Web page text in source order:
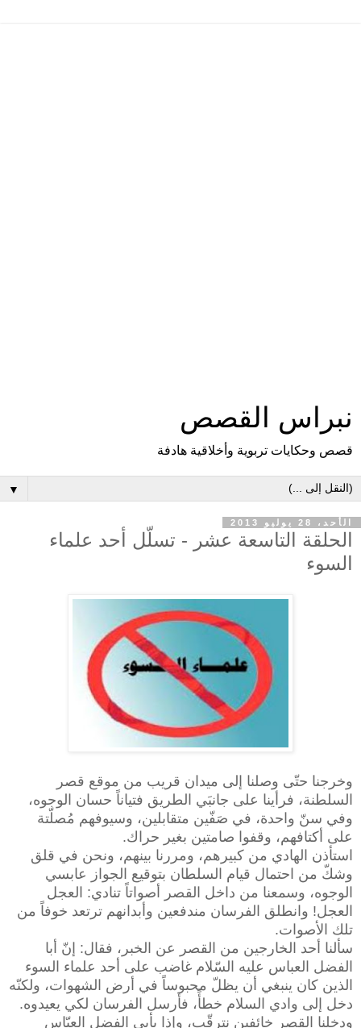
نبراس القصص
قصص وحكايات تربوية وأخلاقية هادفة
▼
الأحد، 28 يوليو 2013
الحلقة التاسعة عشر - تسلّل أحد علماء
السوء
وخرجنا حتّى وصلنا إلى ميدان قريب من موقع قصر
السلطنة، فرأينا على جانبَي الطريق فتياناً حسان الوجوه،
وفي سنّ واحدة، في صَفّين متقابلين، وسيوفهم مُصلّتة
على أكتافهم، وقفوا صامتين بغير حراك.
استأذن الهادي من كبيرهم، ومررنا بينهم، ونحن في قلق
وشكّ من احتمال قيام السلطان بتوقيع الجواز عابسي
الوجوه، وسمعنا من داخل القصر أصواتاً تنادي: العجل
العجل! وانطلق الفرسان مندفعين وأبدانهم ترتعد خوفاً من
تلك الأصوات.
سألنا أحد الخارجين من القصر عن الخبر، فقال: إنّ أبا
الفضل العباس عليه السّلام غاضب على أحد علماء السوء
الذين كان ينبغي أن يظلّ محبوساً في أرض الشهوات، ولكنّه
دخل إلى وادي السلام خطأً، فأرسل الفرسان لكي يعيدوه.
ودخلنا القصر خائفين نترقّب، وإذا بأبي الفضل العبّاس